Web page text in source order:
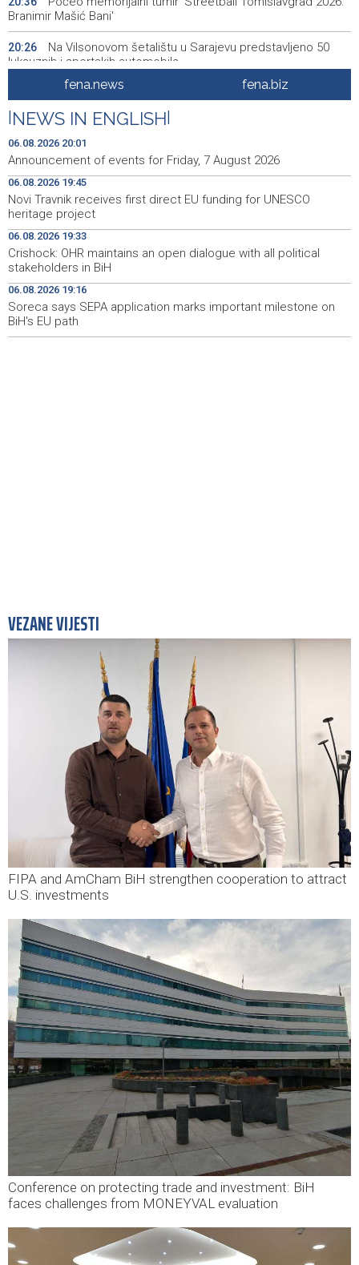
Branimir Mašić Bani'
20:26
Na Vilsonovom šetalištu u Sarajevu predstavljeno 50
luksuznih i sportskih automobila
Announcement of events for Friday, 7 August 2026
19:55
Drugi Festival bakri okupio mještane i posjetitelje kod
Livna
Novi Travnik receives first direct EU funding for UNESCO
heritage project
19:33
Crishock: OHR maintains an open dialogue with all
political stakeholders in BiH
19:32
Velika nagrada Britanije ostaje u MotoGP kalendaru do
2028. godine
19:29
Španska krajnja ljevica i desnica ujedinjene protiv
Maroka kao suorganizatora SP 2030.
fena.news fena.biz
NEWS IN ENGLISH
06.08.2026 20:01
Announcement of events for Friday, 7 August 2026
06.08.2026 19:45
Novi Travnik receives first direct EU funding for UNESCO
heritage project
06.08.2026 19:33
Crishock: OHR maintains an open dialogue with all political
stakeholders in BiH
06.08.2026 19:16
Soreca says SEPA application marks important milestone on
BiH's EU path
VEZANE VIJESTI
FIPA and AmCham BiH strengthen cooperation to attract
U.S. investments
Conference on protecting trade and investment: BiH
faces challenges from MONEYVAL evaluation